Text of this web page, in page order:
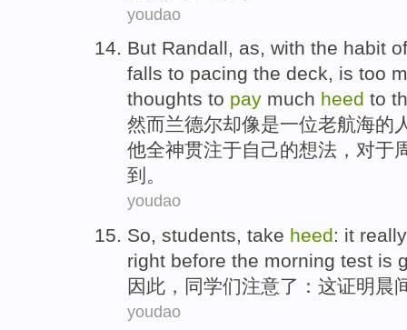
youdao
But Randall, as, with the habit of
falls to pacing the deck, is too
thoughts to pay much heed to
然而兰德尔却像是一位老航海的
他全神贯注于自己的想法 ， 对于
到 。
youdao
So, students, take heed: it
right before the morning test is
因此 ， 同学们注意了： 这证明 晨
youdao